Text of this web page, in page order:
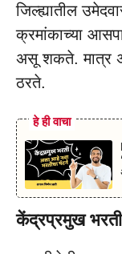
जिल्ह्यातील
क्रमांकाच्या
असू शकते. मात्र
ठरते.
हे ही वाचा
केंद्रप्रमुख